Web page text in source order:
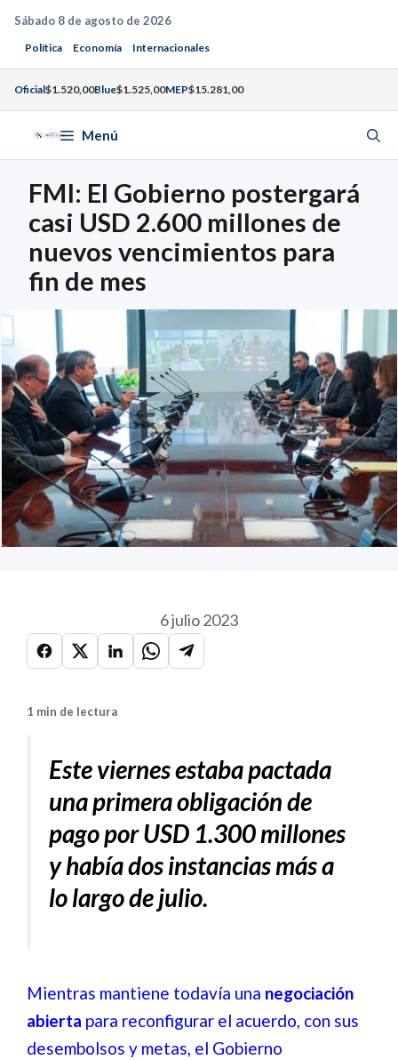
Saltar
contenido
Sábado 8 de agosto de 2026
Política Economía Internacionales
Oficial$1.520,00Blue$1.525,00MEP$15.281,00
Menú
FMI: El Gobierno postergará
casi USD 2.600 millones de
nuevos vencimientos para
fin de mes
6 julio 2023
1 min de lectura
Este viernes estaba pactada
una primera obligación de
pago por USD 1.300 millones
y había dos instancias más a
lo largo de julio.
Mientras mantiene todavía una negociación
abierta para reconfigurar el acuerdo, con sus
desembolsos y metas, el Gobierno